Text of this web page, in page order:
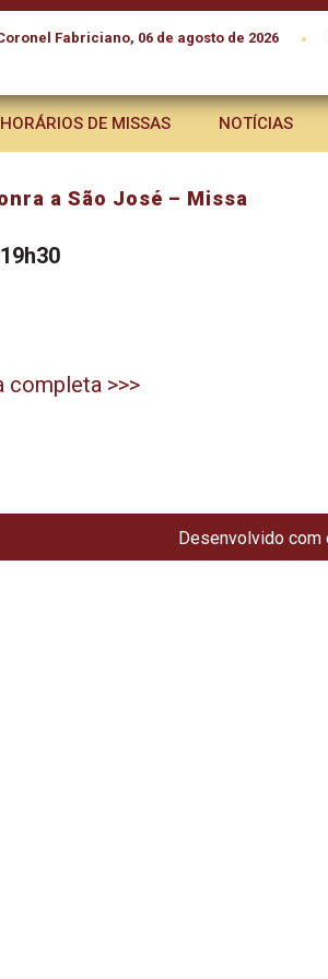
Fabriciano, 06 de agosto de 2026 •
HORÁRIOS DE MISSAS NOTÍCIAS
a São José – Missa
completa >>>
Desenvolvido com